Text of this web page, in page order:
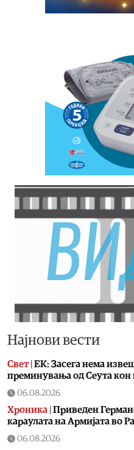
Најнови вести
Свет| ЕК: Засега нема
преминувања од Сеута
06.08.2026
Хроника Приведен
караулата на Армијата во
06.08.2026